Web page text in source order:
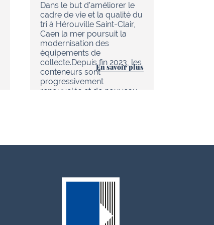
Dans le but d’améliorer le
cadre de vie et la qualité du
tri à Hérouville Saint-Clair,
Caen la mer poursuit la
modernisation des
équipements de
collecte.Depuis fin 2023, les
conteneurs sont
progressivement
renouvelés et de nouveau…
En savoir plus